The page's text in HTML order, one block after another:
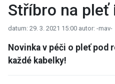
Stříbro na pleť
datum: 29. 3. 2021 15:00 autor: -mav-
Novinka v péči o pleť pod
každé kabelky!